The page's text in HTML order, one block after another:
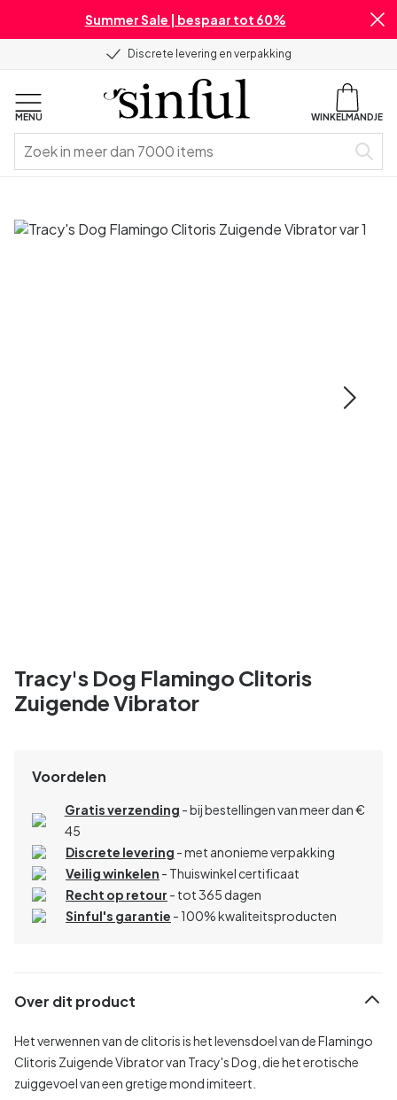
Summer Sale | bespaar tot 60%
Discrete levering en verpakking
MENU WINKELMANDJE
Tracy's Dog Flamingo Clitoris
Zuigende Vibrator
Voordelen
Gratis verzending - bij bestellingen van meer dan €
45
Discrete levering - met anonieme verpakking
Veilig winkelen - Thuiswinkel certificaat
Recht op retour - tot 365 dagen
Sinful's garantie - 100% kwaliteitsproducten
Over dit product
Het verwennen van de clitoris is het levensdoel van de Flamingo
Clitoris Zuigende Vibrator van Tracy's Dog, die het erotische
zuiggevoel van een gretige mond imiteert.